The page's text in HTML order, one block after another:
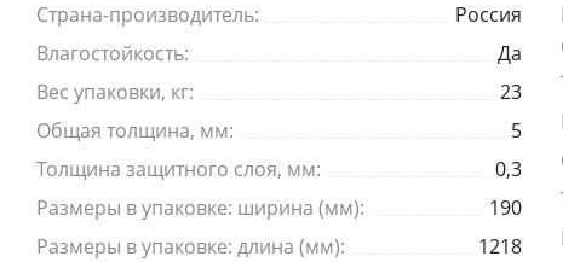
Страна-производитель:
Россия
Влагостойкость:
Да
Вес упаковки, кг:
23
Общая толщина, мм:
5
Толщина защитного слоя, мм:
0,3
Размеры в упаковке: ширина (мм):
190
Размеры в упаковке: длина (мм):
1218